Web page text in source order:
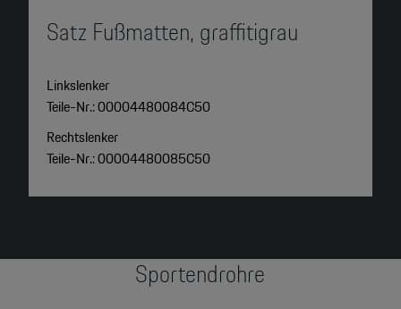
Satz Fußmatten, graffitigrau
Linkslenker
Teile-Nr.: 00004480084C50
Rechtslenker
Teile-Nr.: 00004480085C50
Sportendrohre